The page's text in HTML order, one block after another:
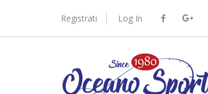
Registrati Log In